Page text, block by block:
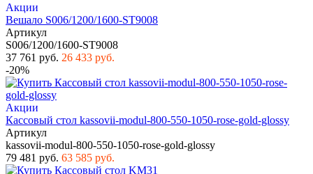
Акции
Вешало S006/1200/1600-ST9008
Артикул
S006/1200/1600-ST9008
37 761 руб. 26 433 руб.
-20%
Акции
Кассовый стол kassovii-modul-800-550-1050-rose-gold-glossy
Артикул
kassovii-modul-800-550-1050-rose-gold-glossy
79 481 руб. 63 585 руб.